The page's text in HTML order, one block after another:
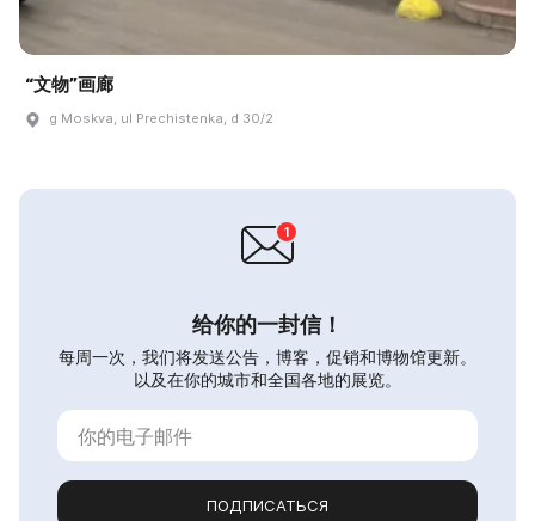
“文物”画廊
g Moskva, ul Prechistenka, d 30/2
给你的一封信！
每周一次，我们将发送公告，博客，促销和博物馆更新。
以及在你的城市和全国各地的展览。
ПОДПИСАТЬСЯ